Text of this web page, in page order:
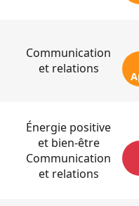
Communication
et relations
Énergie positive
et bien-être
Communication
et relations